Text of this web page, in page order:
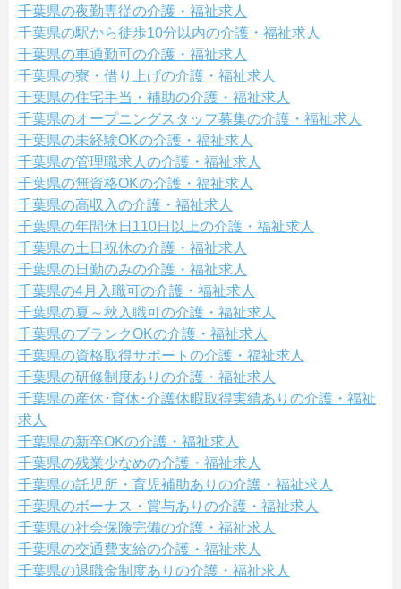
千葉県の夜勤専従の介護・福祉求人
千葉県の駅から徒歩10分以内の介護・福祉求人
千葉県の車通勤可の介護・福祉求人
千葉県の寮・借り上げの介護・福祉求人
千葉県の住宅手当・補助の介護・福祉求人
千葉県のオープニングスタッフ募集の介護・福祉求人
千葉県の未経験OKの介護・福祉求人
千葉県の管理職求人の介護・福祉求人
千葉県の無資格OKの介護・福祉求人
千葉県の高収入の介護・福祉求人
千葉県の年間休日110日以上の介護・福祉求人
千葉県の土日祝休の介護・福祉求人
千葉県の日勤のみの介護・福祉求人
千葉県の4月入職可の介護・福祉求人
千葉県の夏～秋入職可の介護・福祉求人
千葉県のブランクOKの介護・福祉求人
千葉県の資格取得サポートの介護・福祉求人
千葉県の研修制度ありの介護・福祉求人
千葉県の産休･育休･介護休暇取得実績ありの介護・福祉
求人
千葉県の新卒OKの介護・福祉求人
千葉県の残業少なめの介護・福祉求人
千葉県の託児所・育児補助ありの介護・福祉求人
千葉県のボーナス・賞与ありの介護・福祉求人
千葉県の社会保険完備の介護・福祉求人
千葉県の交通費支給の介護・福祉求人
千葉県の退職金制度ありの介護・福祉求人